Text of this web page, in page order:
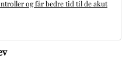
og får bedre tid til de akut